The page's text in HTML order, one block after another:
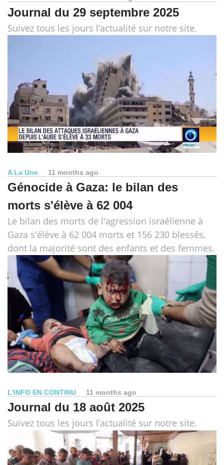
Journal du 29 septembre 2025
Suivez tous les jours l’actualité sur notre site.
A La Une 11 months ago
Génocide à Gaza: le bilan des
morts s'élève à 62 004
Le bilan des morts de l'agression israélienne à
Gaza s'élève à 62 004 morts et 156 230 blessés,
dont la majorité sont des enfants et des femmes.
L’INFO EN CONTINU 11 months ago
Journal du 18 août 2025
Suivez tous les jours l’actualité sur notre site.